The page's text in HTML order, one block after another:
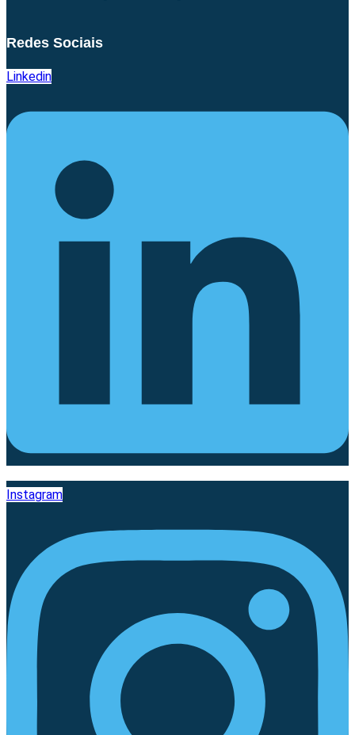
Redes Sociais
Linkedin
Instagram